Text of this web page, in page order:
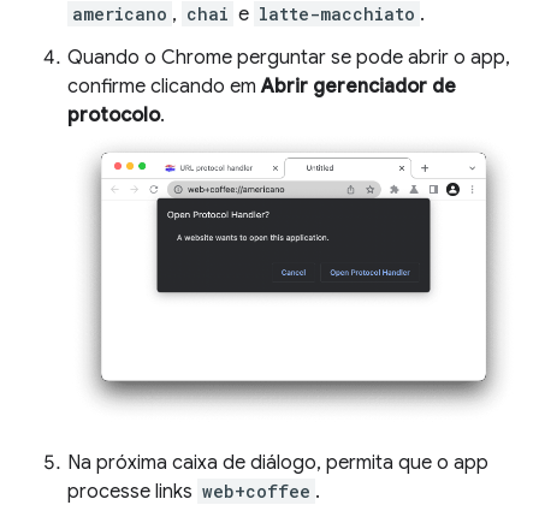
americano , chai e latte-macchiato .
Quando o Chrome perguntar se pode abrir o app,
confirme clicando emAbrir gerenciador de
protocolo.
Na próxima caixa de diálogo, permita que o app
processe links web+coffee .